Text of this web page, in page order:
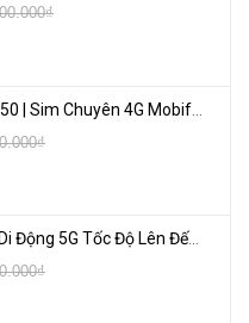
4-ch @ 4MP, 8-ch @
kênh xem trực tiếp và phát
ZTE U30 Pro | WiFi Di Động 5G Tốc Độ Lên Đến 500Mbps, Màn Hình Cảm Ứng